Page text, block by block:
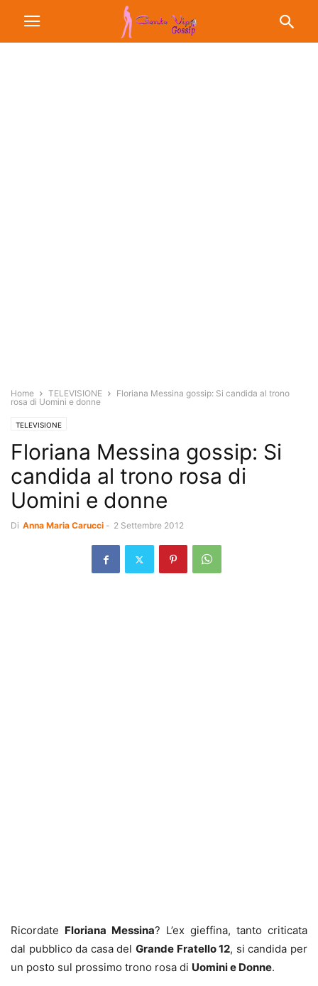
Home TELEVISIONE
Floriana Messina gossip: Si candida al trono
rosa di Uomini e donne
TELEVISIONE
Floriana Messina gossip: Si
candida al trono rosa di
Uomini e donne
Di Anna Maria Carucci - 2 Settembre 2012
Ricordate Floriana Messina? L’ex gieffina, tanto criticata
dal pubblico da casa del Grande Fratello 12, si candida per
un posto sul prossimo trono rosa di Uomini e Donne.